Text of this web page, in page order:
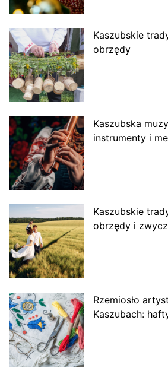
Kaszubskie
obrzędy
Kaszubska
instrumenty i
Kaszubskie
obrzędy i
Rzemiosło
Kaszubach: